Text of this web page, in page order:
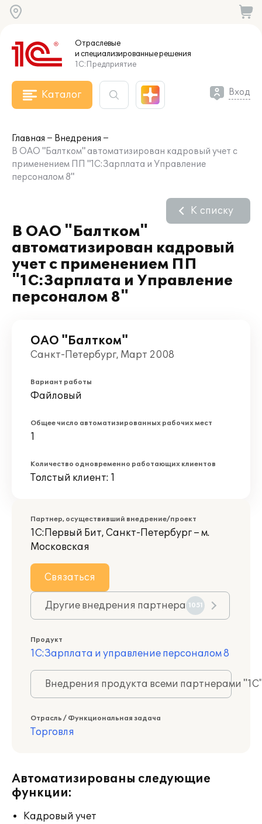
Отраслевые
и специализированныерешения
1С:Предприятие
Каталог Вход
Главная
Внедрения
В ОАО "Балтком" автоматизирован кадровый учет с
применением ПП "1С:Зарплата и Управление
персоналом 8"
В ОАО "Балтком"
автоматизирован кадровый
учет с применением ПП
"1С:Зарплата и Управление
персоналом 8"
К списку
ОАО "Балтком"
Санкт-Петербург, Март 2008
Вариант работы
Файловый
Общее число автоматизированных рабочих мест
1
Количество одновременно работающих клиентов
Толстый клиент: 1
Партнер, осуществивший внедрение/проект
1С:Первый Бит, Санкт-Петербург – м.
Московская
Связаться
Другие внедрения партнера 1051
Продукт
1С:Зарплата и управление персоналом 8
Внедрения продукта всеми партнерами
Отрасль / Функциональная задача
Торговля
Автоматизированы следующие
функции:
Кадровый учет